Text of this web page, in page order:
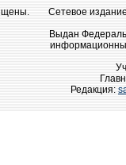
Сетевое
Выдан
Редакция: